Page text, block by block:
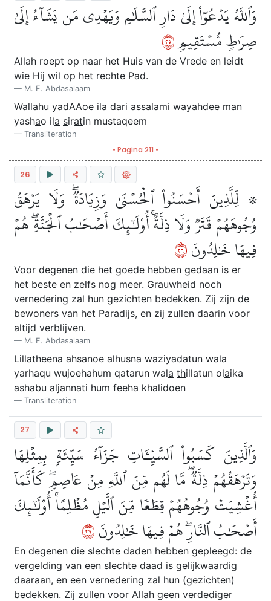
وَٱللَّهُ يَدۡعُوٓاْ إِلَىٰ دَارِ ٱلسَّلَٰمِ وَيَهۡدِي مَن يَشَآءُ إِلَىٰ
صِرَٰطٖ مُّسۡتَقِيمٖ٥٢
Allah roept op naar het Huis van de Vrede en leidt
wie Hij wil op het rechte Pad.
M. F. Abdasalaam
Wallahu yadAAoe ila dari assalami wayahdee man
yashao ila siratin mustaqeem
Transliteration
• Pagina 211 •
26
۞ لِّلَّذِينَ أَحۡسَنُواْ ٱلۡحُسۡنَىٰ وَزِيَادَةٞۖ وَلَا يَرۡهَقُ
وُجُوهَهُمۡ قَتَرٞ وَلَا ذِلَّةٌۚ أُوْلَٰٓئِكَ أَصۡحَٰبُ ٱلۡجَنَّةِۖ هُمۡ
فِيهَا خَٰلِدُونَ٦٢
Voor degenen die het goede hebben gedaan is er
het beste en zelfs nog meer. Grauwheid noch
vernedering zal hun gezichten bedekken. Zij zijn de
bewoners van het Paradijs, en zij zullen daarin voor
altijd verblijven.
M. F. Abdasalaam
Lillatheena ahsanoe alhusna waziyadatun wala
yarhaqu wujoehahum qatarun wala thillatun olaika
ashabu aljannati hum feeha khalidoen
Transliteration
27
وَٱلَّذِينَ كَسَبُواْ ٱلسَّيِّـَٔاتِ جَزَآءُ سَيِّئَةِۭ بِمِثۡلِهَا
وَتَرۡهَقُهُمۡ ذِلَّةٞۖ مَّا لَهُم مِّنَ ٱللَّهِ مِنۡ عَاصِمٖۖ كَأَنَّمَآ
أُغۡشِيَتۡ وُجُوهُهُمۡ قِطَعٗا مِّنَ ٱلَّيۡلِ مُظۡلِمًاۚ أُوْلَٰٓئِكَ
أَصۡحَٰبُ ٱلنَّارِۖ هُمۡ فِيهَا خَٰلِدُونَ٧٢
En degenen die slechte daden hebben gepleegd: de
vergelding van een slechte daad is gelijkwaardig
daaraan, en een vernedering zal hun (gezichten)
bedekken. Zij zullen voor Allah geen verdediger